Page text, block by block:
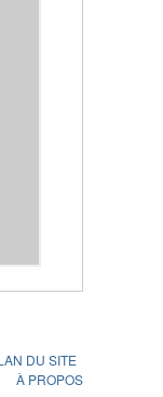
DU SITE
À PROPOS